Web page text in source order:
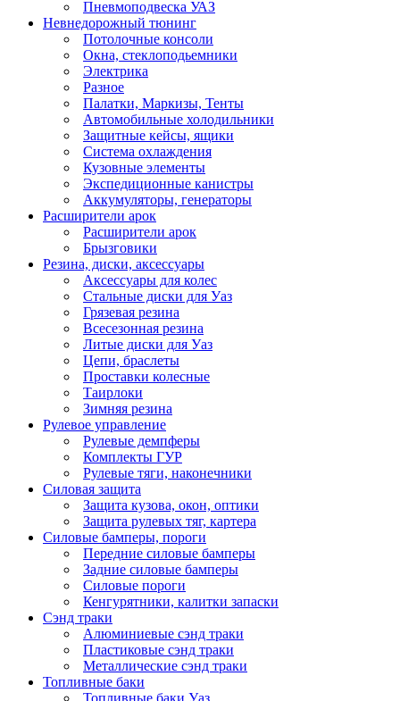
Пневмоподвеска УАЗ
Невнедорожный тюнинг
Потолочные консоли
Окна, стеклоподьемники
Электрика
Разное
Палатки, Маркизы, Тенты
Автомобильные холодильники
Защитные кейсы, ящики
Система охлаждения
Кузовные элементы
Экспедиционные канистры
Аккумуляторы, генераторы
Расширители арок
Расширители арок
Брызговики
Резина, диски, аксессуары
Аксессуары для колес
Стальные диски для Уаз
Грязевая резина
Всесезонная резина
Литые диски для Уаз
Цепи, браслеты
Проставки колесные
Таирлоки
Зимняя резина
Рулевое управление
Рулевые демпферы
Комплекты ГУР
Рулевые тяги, наконечники
Силовая защита
Защита кузова, окон, оптики
Защита рулевых тяг, картера
Силовые бамперы, пороги
Передние силовые бамперы
Задние силовые бамперы
Силовые пороги
Кенгурятники, калитки запаски
Сэнд траки
Алюминиевые сэнд траки
Пластиковые сэнд траки
Металлические сэнд траки
Топливные баки